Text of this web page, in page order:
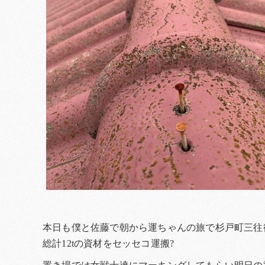
本日も僕と佐藤で朝から運ちゃんの旅で杉戸町三
総計12tの資材をセッセコ運搬?